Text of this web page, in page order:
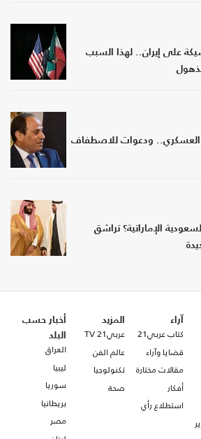
على إيران.. لهذا السبب
العسكري.. ودعوات للاصطفاف
الإماراتية؟ تراشق
آراء
كتاب عربي21
قضايا وآراء
مقالات مختارة
أفكار
استطلاع رأي
المزيد
عربي21 TV
عالم الفن
تكنولوجيا
صحة
أخبار حسب
البلد
العراق
ليبيا
سوريا
بريطانيا
مصر